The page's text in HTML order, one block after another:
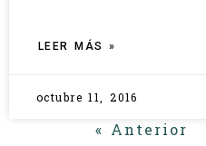
LEER MÁS »
octubre 11, 2016
« Anterior